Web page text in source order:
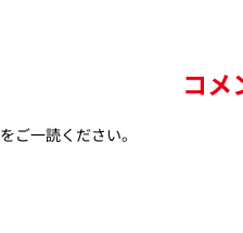
コメ
をご一読ください。